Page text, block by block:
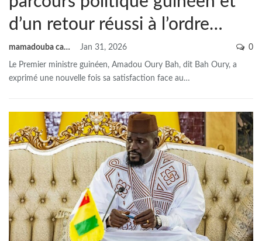
d’un retour réussi à l’ordre…
mamadouba camara Jan 31, 2026 0
Le Premier ministre guinéen, Amadou Oury Bah, dit Bah Oury, a
exprimé une nouvelle fois sa satisfaction face au…